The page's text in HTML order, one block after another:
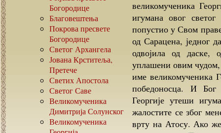
Богородице
Благовештења
Покрова пресвете
Богородице
Светог Архангела
Јована Крститеља,
Претече
Светих Апостола
Светог Саве
Великомученика
Димитрија Солунског
Великомученика
великомученика
игумана овог
попустио у Свом
од Сарацена, једног
одвојила од
уплашени овим чудом,
име великомученика
победоносца. И
Георгије утеши
жалостите се због
врту на Атосу. Ако